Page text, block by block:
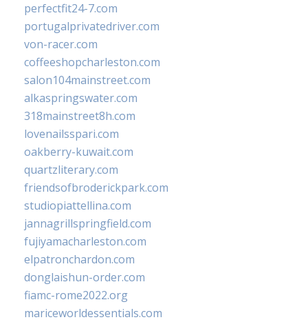
perfectfit24-7.com
portugalprivatedriver.com
von-racer.com
coffeeshopcharleston.com
salon104mainstreet.com
alkaspringswater.com
318mainstreet8h.com
lovenailsspari.com
oakberry-kuwait.com
quartzliterary.com
friendsofbroderickpark.com
studiopiattellina.com
jannagrillspringfield.com
fujiyamacharleston.com
elpatronchardon.com
donglaishun-order.com
fiamc-rome2022.org
mariceworldessentials.com